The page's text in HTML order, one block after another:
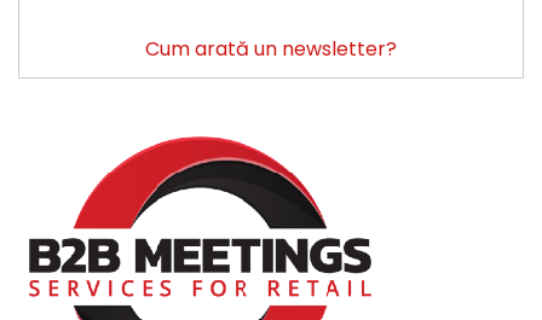
Cum arată un newsletter?